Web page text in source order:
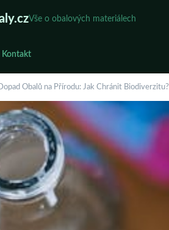
Vše o obalových materiálech
Kontakt
Obalů na Přírodu: Jak Chránit Biodiverzitu?